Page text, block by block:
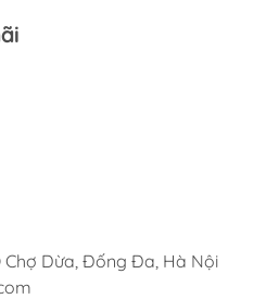
Chợ Dừa, Đống Đa, Hà Nội